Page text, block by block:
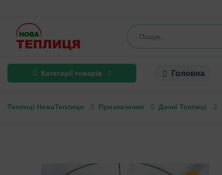
Категорії товарів Головна
Теплиці НоваТеплиця Призначення Дачні Теплиці